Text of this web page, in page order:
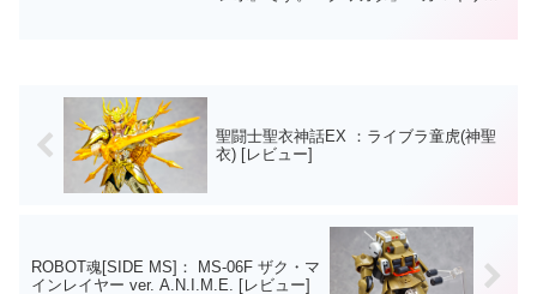
聖闘士聖衣神話EX ：ライブラ童虎(神聖
衣) [レビュー]
ROBOT魂[SIDE MS]： MS-06F ザク・マ
インレイヤー ver. A.N.I.M.E. [レビュー]